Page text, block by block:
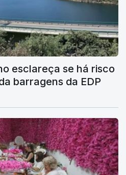
esclareça se há risco
barragens da EDP